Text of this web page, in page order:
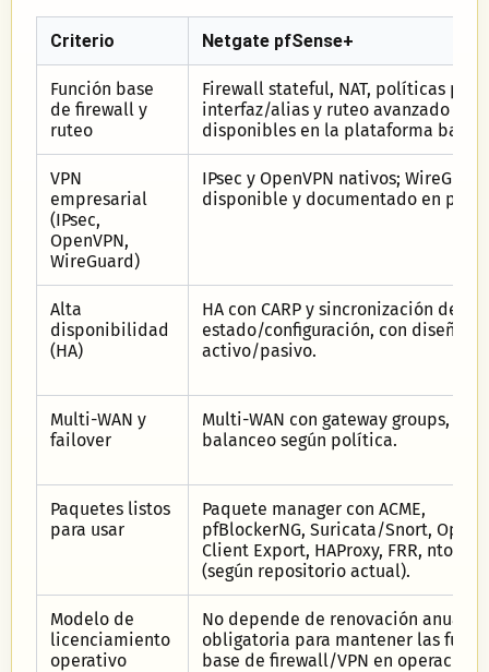
Criterio Netgate pfSense+
Función base
de firewall y
ruteo
Firewall stateful, NAT, políticas por
interfaz/alias y ruteo avanzado
disponibles en la plataforma base.
VPN
empresarial
(IPsec,
OpenVPN,
WireGuard)
IPsec y OpenVPN nativos; WireGuard
disponible y documentado en
Alta
disponibilidad
(HA)
HA con CARP y sincronización de
estado/configuración, con diseño
activo/pasivo.
Multi-WAN y
failover
Multi-WAN con gateway groups,
balanceo según política.
Paquetes listos
para usar
Paquete manager con ACME,
pfBlockerNG, Suricata/Snort,
Client Export, HAProxy, FRR, ntopng
(según repositorio actual).
Modelo de
licenciamiento
operativo
No depende de renovación anual
obligatoria para mantener las
base de firewall/VPN en operación.